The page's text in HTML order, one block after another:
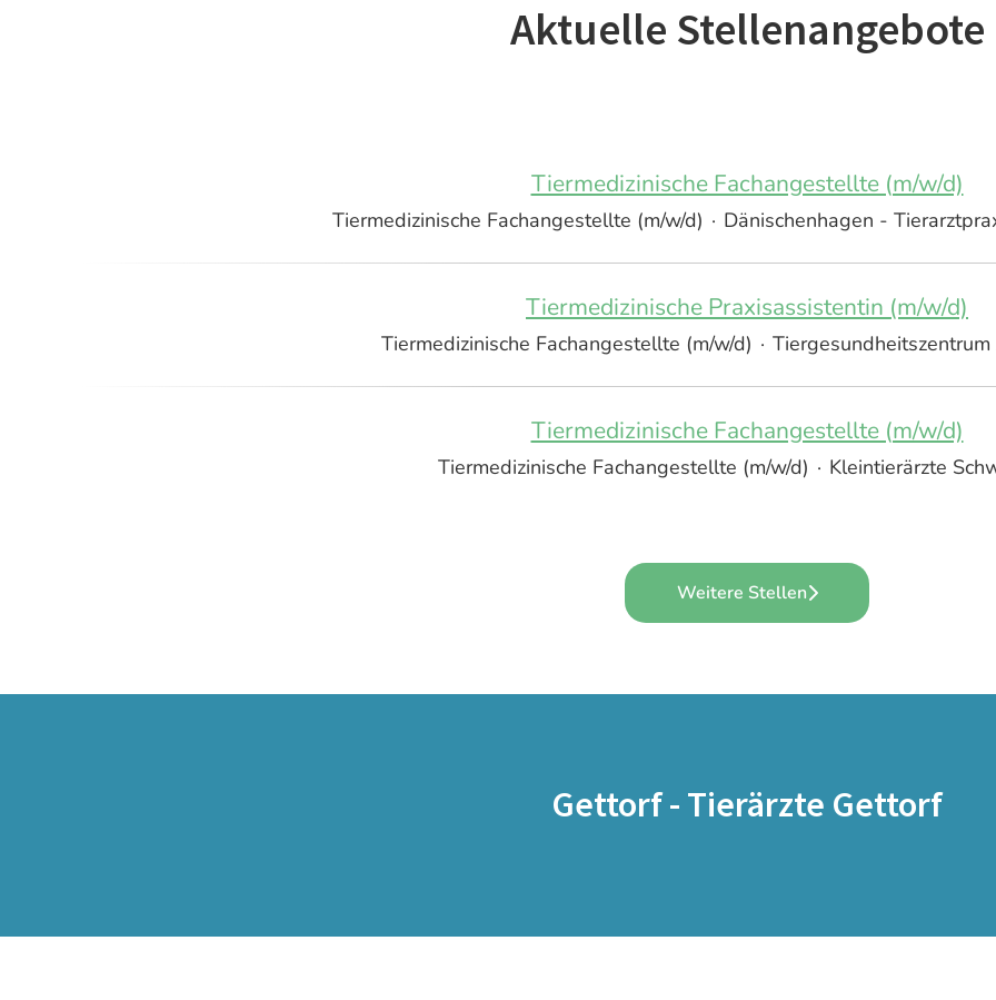
Aktuelle Stellenangebote
Tiermedizinische Fachangestellte (m/w/d)
Tiermedizinische Fachangestellte (m/w/d) · Dänischenhagen -
Tiermedizinische Praxisassistentin (m/w/d)
Tiermedizinische Fachangestellte (m/w/d) ·
Tiermedizinische Fachangestellte (m/w/d)
Tiermedizinische Fachangestellte (m/w/d) · Kleintierärzte
Weitere Stellen
Gettorf - Tierärzte Gettorf